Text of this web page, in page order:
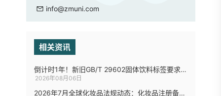
info@zmuni.com
相关资讯
倒计时1年！新旧GB/T 29602固体饮料标签要求差异梳理
2026年08月06日
2026年7月全球化妆品法规动态：化妆品注册备案8项优化措施、欧盟拟修订化妆品禁限用物质清单...